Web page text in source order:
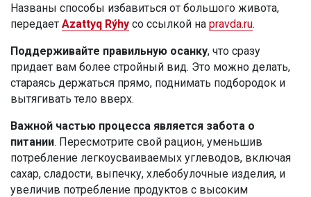
Названы способы избавиться от большого живота,
передает Azattyq Rýhy со ссылкой на pravda.ru.
Поддерживайте правильную осанку, что сразу
придает вам более стройный вид. Это можно делать,
стараясь держаться прямо, поднимать подбородок и
вытягивать тело вверх.
Важной частью процесса является забота о
питании. Пересмотрите свой рацион, уменьшив
потребление легкоусваиваемых углеводов, включая
сахар, сладости, выпечку, хлебобулочные изделия, и
увеличив потребление продуктов с высоким